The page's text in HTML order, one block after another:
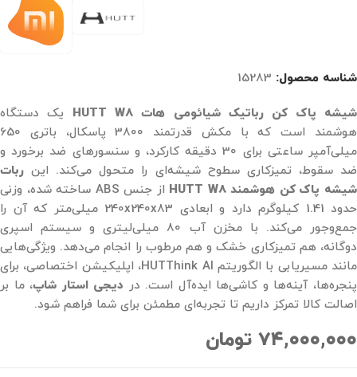
شناسه محصول: 15283
شیشه پاک کن رباتیک شیائومی هات HUTT W8
یک دستگاه
هوشمند است که با مکش قدرتمند 3800 پاسکال، باتری 650
میلی‌آمپر ساعتی برای 30 دقیقه کارکرد، و سنسورهای ضد برخورد و
ضد سقوط، تمیزکاری سطوح شیشه‌ای را متحول می‌کند. این ربات
شیشه پاک کن هوشمند HUTT W8
از جنس ABS ساخته شده، وزنی
حدود 1.41 کیلوگرم دارد و ابعادی 240x240x83 میلی‌متر که آن را
جمع‌وجور می‌کند. با مخزن آب 80 میلی‌لیتری و سیستم اسپری
دوگانه، هم تمیزکاری خشک و هم مرطوب را انجام می‌دهد. ویژگی‌هایی
مانند مسیریابی با الگوریتم HUTThink AI، اپلیکیشن اختصاصی، برای
پنجره‌ها، آینه‌ها و کاشی‌ها ایده‌آل است. در دیجی استار شاپ، ما بر
اصالت کالا تمرکز داریم تا تجربه‌ای مطمئن برای شما فراهم شود.
۷۴,۰۰۰,۰۰۰ تومان